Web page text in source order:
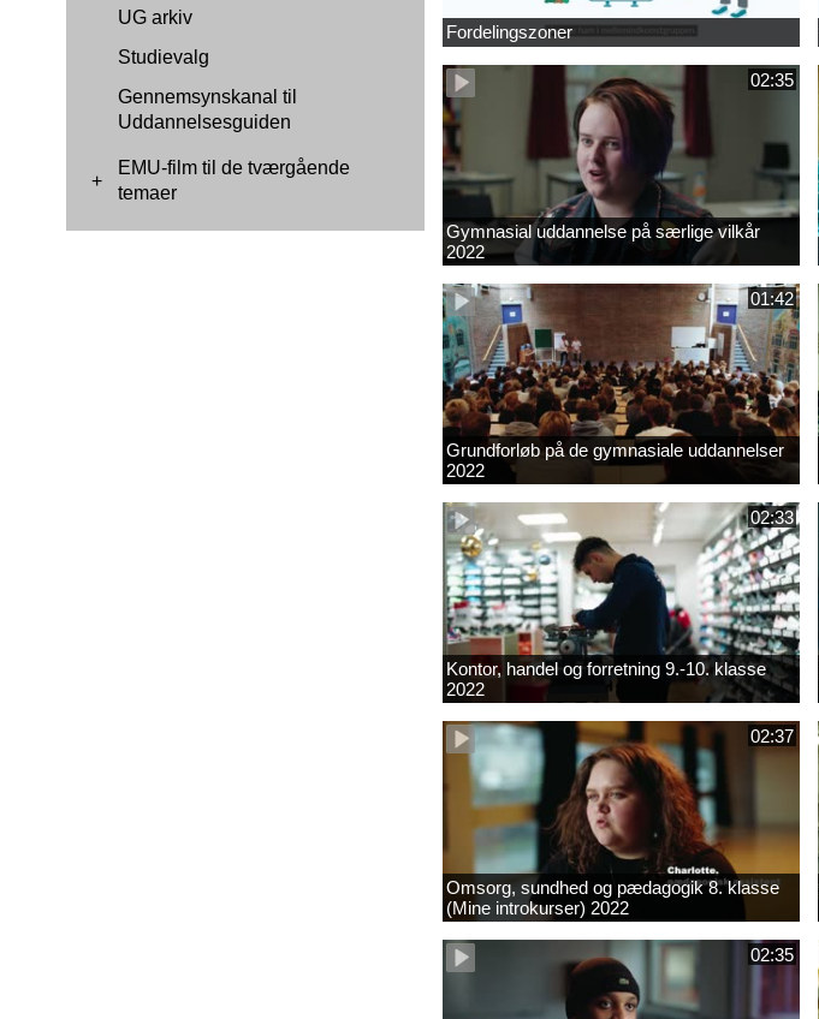
UG arkiv
Studievalg
Gennemsynskanal til
Uddannelsesguiden
+
EMU-film til de tværgående
temaer
Fordelingszoner
02:35
Gymnasial uddannelse på særlige vilkår
2022
01:42
Grundforløb på de gymnasiale uddannelser
2022
02:33
Kontor, handel og forretning 9.-10. klasse
2022
02:37
Omsorg, sundhed og pædagogik 8. klasse
(Mine introkurser) 2022
02:35